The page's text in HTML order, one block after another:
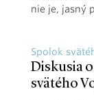
nie je, jasný
Spolok
Diskusia
svätého